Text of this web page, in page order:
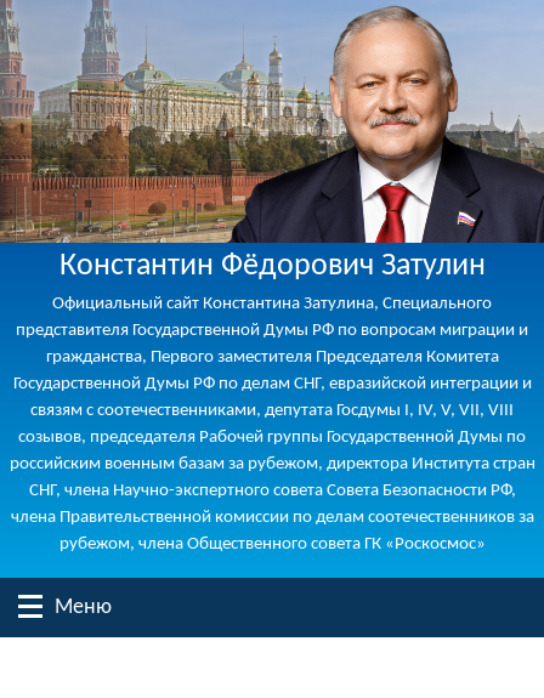
Константин Фёдорович Затулин
Официальный сайт Константина Затулина, Специального
представителя Государственной Думы РФ по вопросам миграции и
гражданства, Первого заместителя Председателя Комитета
Государственной Думы РФ по делам СНГ, евразийской интеграции и
связям с соотечественниками, депутата Госдумы I, IV, V, VII, VIII
созывов, председателя Рабочей группы Государственной Думы по
российским военным базам за рубежом, директора Института стран
СНГ, члена Научно-экспертного совета Совета Безопасности РФ,
члена Правительственной комиссии по делам соотечественников за
рубежом, члена Общественного совета ГК «Роскосмос»
Меню